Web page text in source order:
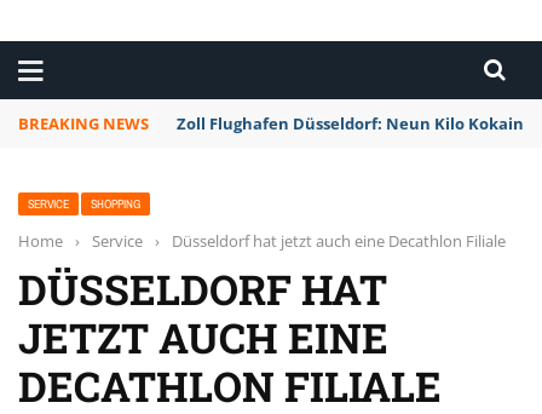
BREAKING NEWS Zoll Flughafen Düsseldorf: Neun Kilo Kokain
SERVICE SHOPPING
Home › Service › Düsseldorf hat jetzt auch eine Decathlon Filiale
DÜSSELDORF HAT
JETZT AUCH EINE
DECATHLON FILIALE